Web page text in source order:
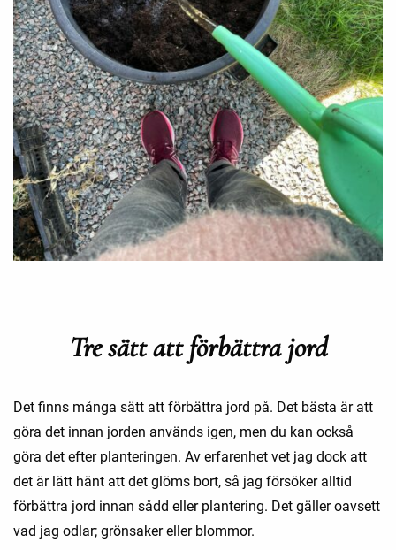
Tre sätt att förbättra jord
Det finns många sätt att förbättra jord på. Det bästa är att
göra det innan jorden används igen, men du kan också
göra det efter planteringen. Av erfarenhet vet jag dock att
det är lätt hänt att det glöms bort, så jag försöker alltid
förbättra jord innan sådd eller plantering. Det gäller oavsett
vad jag odlar; grönsaker eller blommor.